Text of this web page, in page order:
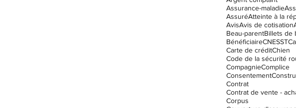
Assurance-maladie
AssuréAtteinte à la
AvisAvis de cotisation
Beau-parentBillets de
BénéficiaireCNESST
Carte de créditChien
Code de la sécurité
CompagnieComplice
Consentement
Contrat
Contrat de vente -
Corpus